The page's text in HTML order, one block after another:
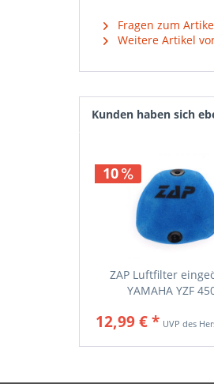
Fragen zum
Weitere Artikel
Kunden haben sich
10
ZAP Luftfilter
YAMAHA YZF
12,99 € *